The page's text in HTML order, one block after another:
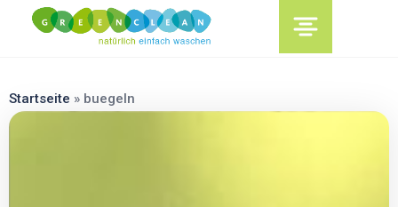
content
Startseite » buegeln